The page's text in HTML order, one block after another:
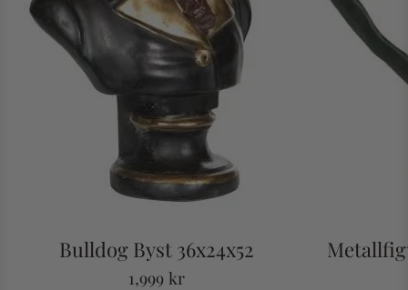
Bulldog Byst 36x24x52
1,999 kr